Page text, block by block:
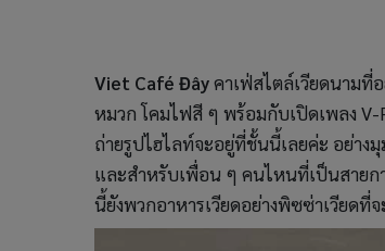
Viet Café Đâyคาเฟ่สไตล์เวียดนามที่
หมวก โคมไฟสี ๆ พร้อมกับเปิดเพลง V-
ถ่ายรูปไฮไลท์จะอยู่ที่ชั้นนี้เลยค่ะ อย่าง
และสำหรับเพื่อน ๆ คนไหนที่เป็นสายก
นี้ยังพวกอาหารเวียดอย่างพิซซ่าเวียดที่